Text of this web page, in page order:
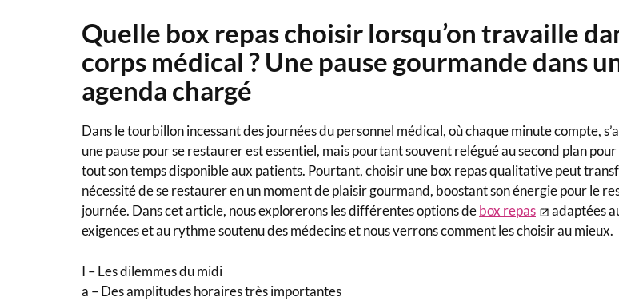
Quelle box repas choisir lorsqu’on travaille
corps médical ? Une pause gourmande dans
agenda chargé
Dans le tourbillon incessant des journées du personnel médical, où chaque minute compte,
une pause pour se restaurer est essentiel, mais pourtant souvent relégué au second plan
tout son temps disponible aux patients. Pourtant, choisir une box repas qualitative peut
nécessité de se restaurer en un moment de plaisir gourmand, boostant son énergie pour le
journée. Dans cet article, nous explorerons les différentes options debox repas
adaptées
exigences et au rythme soutenu des médecins et nous verrons comment les choisir au mieux.
I – Les dilemmes du midi
a – Des amplitudes horaires très importantes